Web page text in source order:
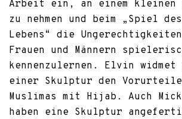
Arbeit ein, an einem kleinen
zu nehmen und beim „Spiel
Lebens“ die
Frauen und Männern
kennenzulernen. Elvin
einer Skulptur den
Muslimas mit Hijab. Auch
haben eine Skulptur